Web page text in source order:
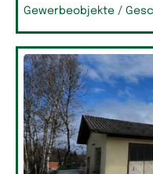
Geschäftsfläche
Lagerfläche
Gewerbeobjekte /